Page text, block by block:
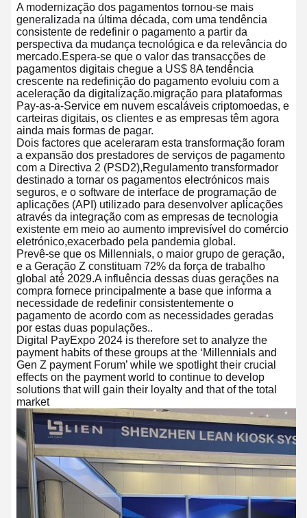
A modernização dos pagamentos tornou-se mais
generalizada na última década, com uma tendência
consistente de redefinir o pagamento a partir da
perspectiva da mudança tecnológica e da relevância do
mercado.Espera-se que o valor das transacções de
pagamentos digitais chegue a US$ 8A tendência
crescente na redefinição do pagamento evoluiu com a
aceleração da digitalização.migração para plataformas
Pay-as-a-Service em nuvem escaláveis criptomoedas, e
carteiras digitais, os clientes e as empresas têm agora
ainda mais formas de pagar.
Dois factores que aceleraram esta transformação foram
a expansão dos prestadores de serviços de pagamento
com a Directiva 2 (PSD2),Regulamento transformador
destinado a tornar os pagamentos electrónicos mais
seguros, e o software de interface de programação de
aplicações (API) utilizado para desenvolver aplicações
através da integração com as empresas de tecnologia
existente em meio ao aumento imprevisível do comércio
eletrónico,exacerbado pela pandemia global.
Prevê-se que os Millennials, o maior grupo de geração,
e a Geração Z constituam 72% da força de trabalho
global até 2029.A influência dessas duas gerações na
compra fornece principalmente a base que informa a
necessidade de redefinir consistentemente o
pagamento de acordo com as necessidades geradas
por estas duas populações..
Digital PayExpo 2024 is therefore set to analyze the
payment habits of these groups at the ‘Millennials and
Gen Z payment Forum’ while we spotlight their crucial
effects on the payment world to continue to develop
solutions that will gain their loyalty and that of the total
market